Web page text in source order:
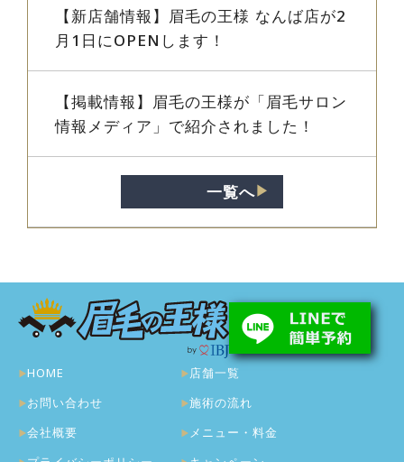
【新店舗情報】眉毛の王様 なんば店が2
月1日にOPENします！
【掲載情報】眉毛の王様が「眉毛サロン
情報メディア」で紹介されました！
一覧へ ▶︎
HOME
お問い合わせ
会社概要
店舗一覧
施術の流れ
メニュー・料金